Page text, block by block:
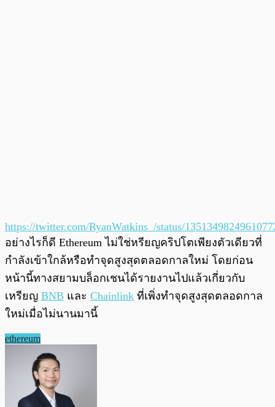
https://twitter.com/RyanWatkins_/status/
อย่างไรก็ดี Ethereum ไม่ใช่หรียญคริปโตเพียงตัวเดียวที่
กำลังเข้าใกล้หรือทำจุดสูงสุดตลอดกาลใหม่ โดยก่อน
หน้านี้ทางสยามบล็อกเชนได้รายงานไปแล้วเกี่ยวกับ
เหรียญ BNB และ Chainlink ที่เพิ่งทำจุดสูงสุดตลอดกาล
ใหม่เมื่อไม่นานมานี้
ethereum